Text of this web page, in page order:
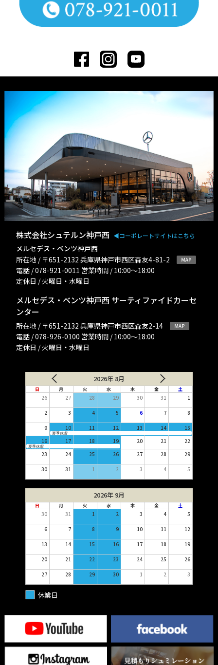
株式会社シュテルン神戸西 ◀︎コーポレートサイトはこちら
メルセデス・ベンツ神戸西
所在地 / 〒651-2132 兵庫県神戸市西区森友4-81-2
電話 / 078-921-0011 営業時間 / 10:00〜18:00
定休日 / 火曜日・水曜日
メルセデス・ベンツ神戸西 サーティファイドカーセ
ンター
所在地 / 〒651-2132 兵庫県神戸市西区森友2-14
電話 / 078-926-0100 営業時間 / 10:00〜18:00
定休日 / 火曜日・水曜日
2026年 8月
日 月 火 水 木 金 土
26 27 28 29 30 31 1
2 3 4 5 6 7 8
9 10 11 12 13 14 15
夏季休暇
16 17 18 19 20 21 22
夏季休暇
23 24 25 26 27 28 29
30 31 1 2 3 4 5
2026年 9月
日 月 火 水 木 金 土
30 31 1 2 3 4 5
6 7 8 9 10 11 12
13 14 15 16 17 18 19
20 21 22 23 24 25 26
27 28 29 30 1 2 3
休業日